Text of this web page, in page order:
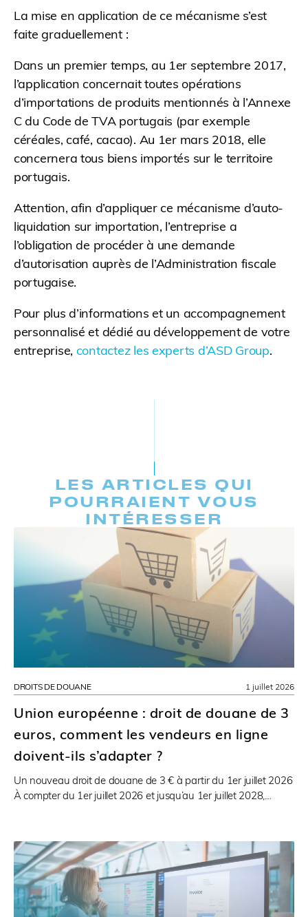
La mise en application de ce mécanisme s’est
faite graduellement :
Dans un premier temps, au 1er septembre 2017,
l’application concernait toutes opérations
d’importations de produits mentionnés à l’Annexe
C du Code de TVA portugais (par exemple
céréales, café, cacao). Au 1er mars 2018, elle
concernera tous biens importés sur le territoire
portugais.
Attention, afin d’appliquer ce mécanisme d’auto-
liquidation sur importation, l’entreprise a
l’obligation de procéder à une demande
d’autorisation auprès de l’Administration fiscale
portugaise.
Pour plus d’informations et un accompagnement
personnalisé et dédié au développement de votre
entreprise, contactez les experts d’ASD Group.
LES ARTICLES QUI
POURRAIENT VOUS
INTÉRESSER
DROITS DE DOUANE
Union européenne : droit de douane de 3
euros, comment les vendeurs en ligne
doivent-ils s’adapter ?
Un nouveau droit de douane de 3 € à partir du 1er juillet 2026
À compter du 1er juillet 2026 et jusqu’au 1er juillet 2028,…
1 juillet 2026